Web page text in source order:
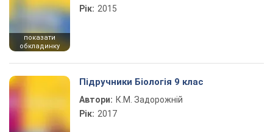
показати
обкладинку
Рік: 2015
Підручники Біологія 9 клас
Автори: К.М. Задорожній
Рік: 2017